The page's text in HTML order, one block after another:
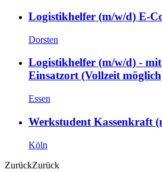
Logistikhelfer (m/w/d) E-
Dorsten
Logistikhelfer (m/w/d) -
Einsatzort (Vollzeit
Essen
Werkstudent Kassenkraft
Köln
ZurückZurück